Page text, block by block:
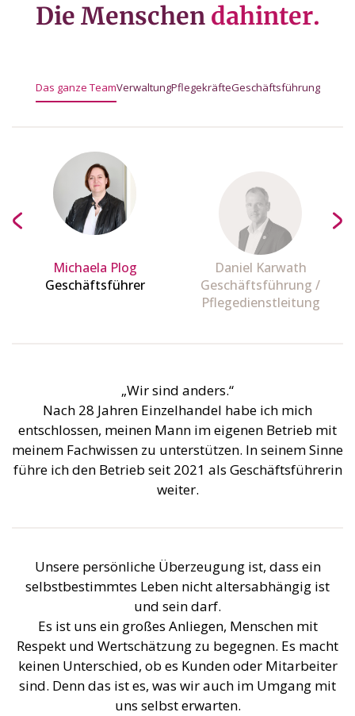
Die Menschen dahinter.
Das ganze TeamVerwaltungPflegekräfteGeschäftsführung
Michaela Plog
Geschäftsführer
Daniel Karwath
Geschäftsführung /
Pflegedienstleitung
„Wir sind anders.“
Nach 28 Jahren Einzelhandel habe ich mich
entschlossen, meinen Mann im eigenen Betrieb mit
meinem Fachwissen zu unterstützen. In seinem Sinne
führe ich den Betrieb seit 2021 als Geschäftsführerin
weiter.
Unsere persönliche Überzeugung ist, dass ein
selbstbestimmtes Leben nicht altersabhängig ist
und sein darf.
Es ist uns ein großes Anliegen, Menschen mit
Respekt und Wertschätzung zu begegnen. Es macht
keinen Unterschied, ob es Kunden oder Mitarbeiter
sind. Denn das ist es, was wir auch im Umgang mit
uns selbst erwarten.